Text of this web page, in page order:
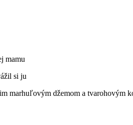
mamu
si ju
marhuľovým džemom a tvarohovým